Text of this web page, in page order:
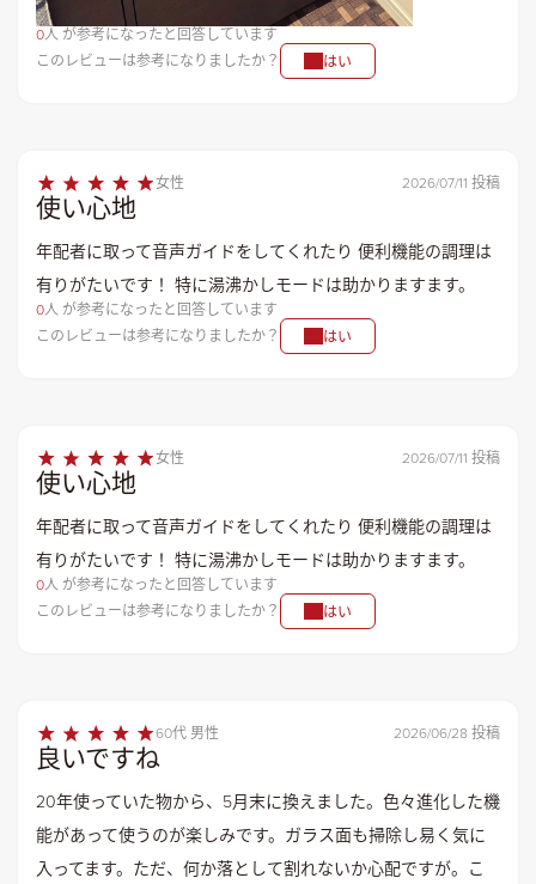
0人 が参考になったと回答しています
このレビューは参考になりましたか？
はい
女性 2026/07/11 投稿
使い心地
年配者に取って音声ガイドをしてくれたり 便利機能の調理は
有りがたいです！ 特に湯沸かしモードは助かりますます。
0人 が参考になったと回答しています
このレビューは参考になりましたか？
はい
女性 2026/07/11 投稿
使い心地
年配者に取って音声ガイドをしてくれたり 便利機能の調理は
有りがたいです！ 特に湯沸かしモードは助かりますます。
0人 が参考になったと回答しています
このレビューは参考になりましたか？
はい
60代 男性 2026/06/28 投稿
良いですね
20年使っていた物から、5月末に換えました。色々進化した機
能があって使うのが楽しみです。ガラス面も掃除し易く気に
入ってます。ただ、何か落として割れないか心配ですが。こ